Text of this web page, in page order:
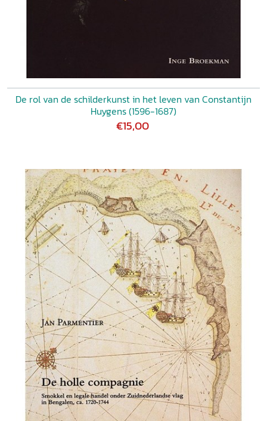
De rol van de schilderkunst in het leven van Constantijn
Huygens (1596-1687)
€15,00